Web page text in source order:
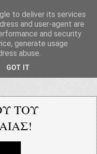
ΤΟΥ
to deliver its services
and user-agent are
and security
generate usage
abuse.
GOT IT